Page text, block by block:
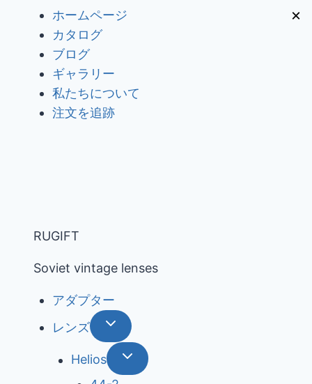
ホームページ
カタログ
ブログ
ギャラリー
私たちについて
注文を追跡
RUGIFT
Soviet vintage lenses
アダプター
レンズ
Helios
×